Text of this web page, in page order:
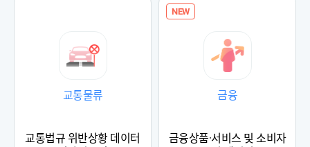
교통물류
교통법규 위반상황 데이터
NEW
금융
금융상품·서비스 및 소비자